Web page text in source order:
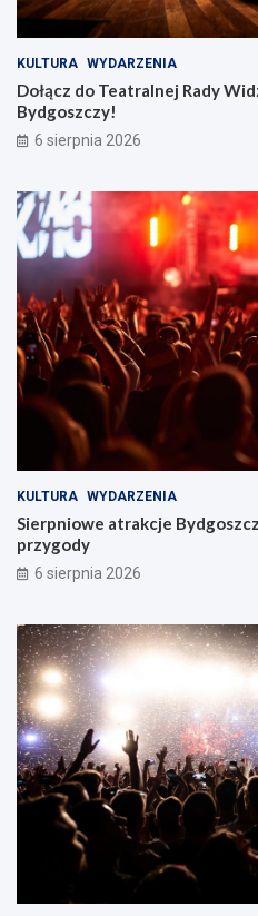
KULTURA WYDARZENIA
Dołącz do Teatralnej Rady
Bydgoszczy!
6 sierpnia 2026
KULTURA WYDARZENIA
Sierpniowe atrakcje
przygody
6 sierpnia 2026